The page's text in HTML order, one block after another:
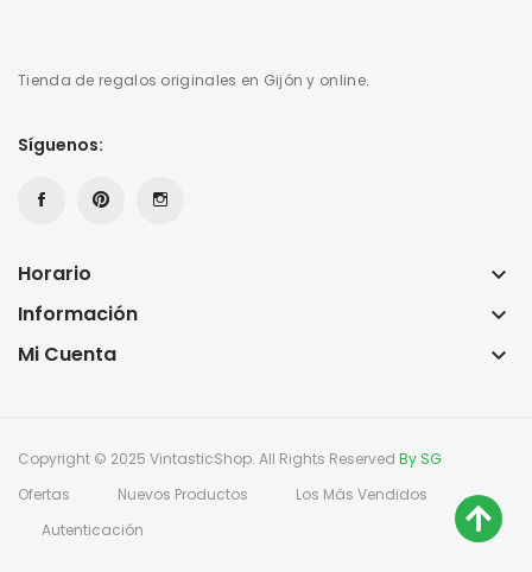
Tienda de regalos originales en Gijón y online.
Síguenos:
Horario keyboard_arrow_down
Información keyboard_arrow_down
Mi Cuenta keyboard_arrow_down
Copyright © 2025 VintasticShop. All Rights Reserved By SG
Ofertas
Nuevos Productos
Los Más Vendidos
Autenticación